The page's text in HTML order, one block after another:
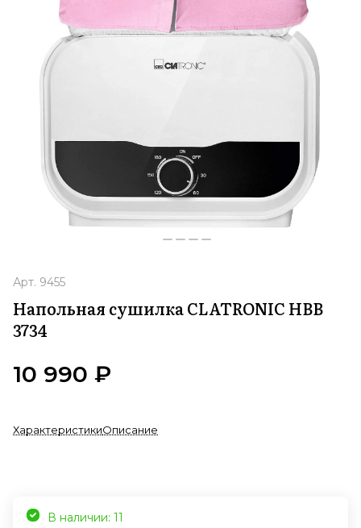
Арт. 9455
Напольная сушилка CLATRONIC HBB
3734
10 990 ₽
ХарактеристикиОписание
В наличии: 11